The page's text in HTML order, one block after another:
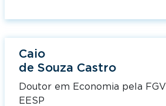
Caio
de Souza Castro
Doutor em Economia pela FGV
EESP